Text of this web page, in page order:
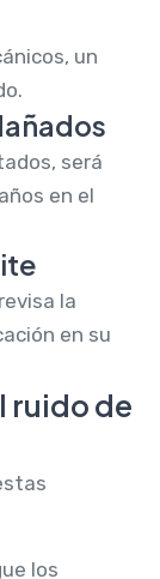
un
será
en el
la
en su
ruido de
los